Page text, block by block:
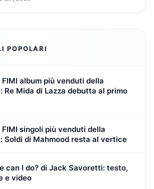
POPOLARI
album più venduti della
Re Mida di Lazza debutta al primo
singoli più venduti della
Soldi di Mahmood resta al vertice
can I do? di Jack Savoretti: testo,
e video